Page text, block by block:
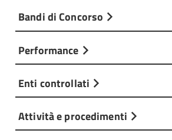
Bandi di Concorso
Performance
Enti controllati
Attività e procedimenti